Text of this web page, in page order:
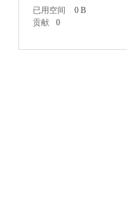
已用空间
0 B
贡献
0